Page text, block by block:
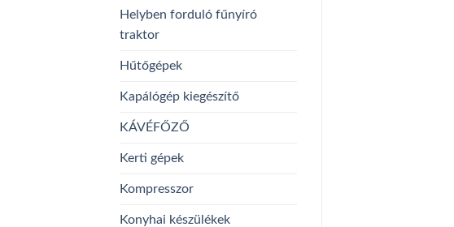
Helyben forduló fűnyíró
traktor
Hűtőgépek
Kapálógép kiegészítő
KÁVÉFŐZŐ
Kerti gépek
Kompresszor
Konyhai készülékek